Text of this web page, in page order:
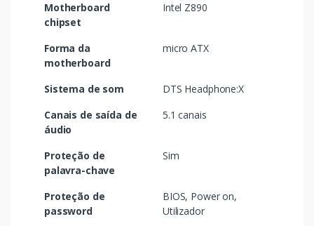
Motherboard
chipset
Intel Z890
Forma da
motherboard
micro ATX
Sistema de som
DTS Headphone:X
Canais de saída de
áudio
5.1 canais
Proteção de
palavra-chave
Sim
Proteção de
password
BIOS, Power on,
Utilizador